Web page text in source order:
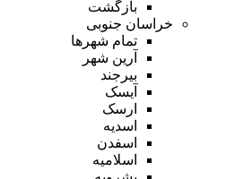
بازگشت
خراسان جنوبی
تمام شهر‌ها
آرین شهر
بیرجند
آیسک
ارسک
اسدیه
اسفدن
اسلامیه